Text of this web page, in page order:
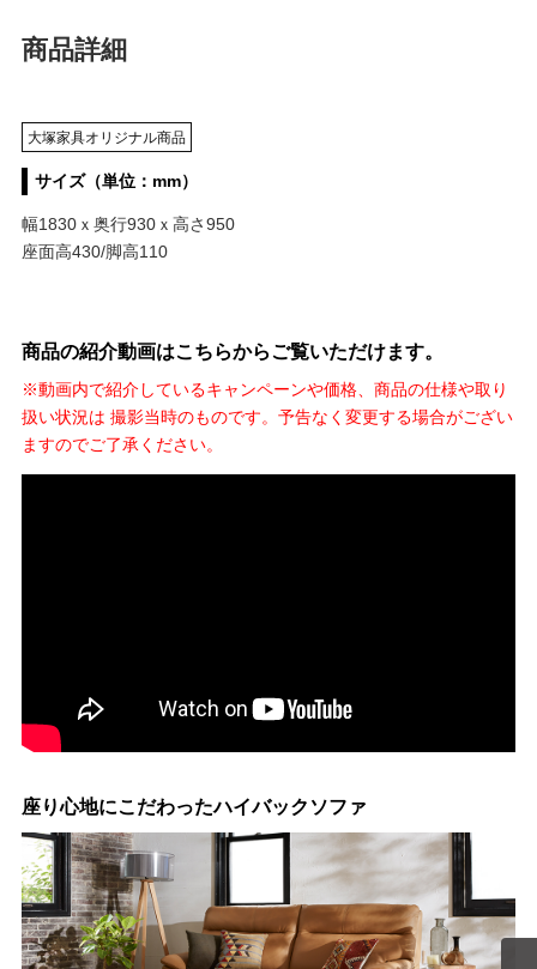
商品詳細
大塚家具オリジナル商品
サイズ（単位：mm）
幅1830ｘ奥行930ｘ高さ950
座面高430/脚高110
商品の紹介動画はこちらからご覧いただけます。
※動画内で紹介しているキャンペーンや価格、商品の仕様や取り
扱い状況は 撮影当時のものです。予告なく変更する場合がござい
ますのでご了承ください。
座り心地にこだわったハイバックソファ